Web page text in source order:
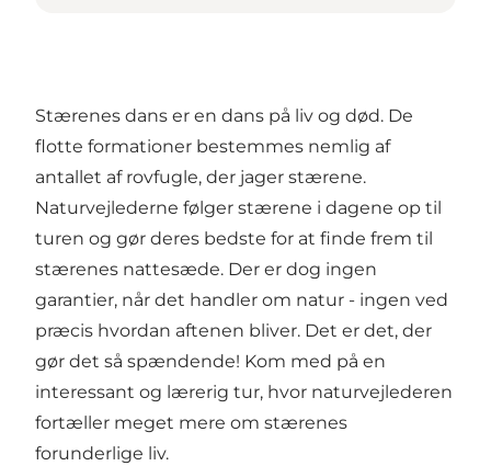
Stærenes dans er en dans på liv og død. De
flotte formationer bestemmes nemlig af
antallet af rovfugle, der jager stærene.
Naturvejlederne følger stærene i dagene op til
turen og gør deres bedste for at finde frem til
stærenes nattesæde. Der er dog ingen
garantier, når det handler om natur - ingen ved
præcis hvordan aftenen bliver. Det er det, der
gør det så spændende! Kom med på en
interessant og lærerig tur, hvor naturvejlederen
fortæller meget mere om stærenes
forunderlige liv.